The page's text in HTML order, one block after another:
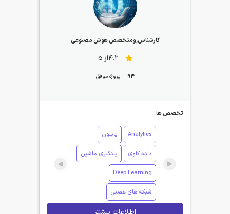
کارشناس,ومتخصص هوش مصنوعی
4.2از 5
94 پروژه موفق
تخصص ها
Analytics پایتون
داده کاوی یادگیری ماشین
Deep Learning
شبکه های عصبی